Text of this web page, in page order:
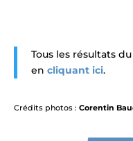
Tous les résultats
en cliquant ici.
Crédits photos : Corentin